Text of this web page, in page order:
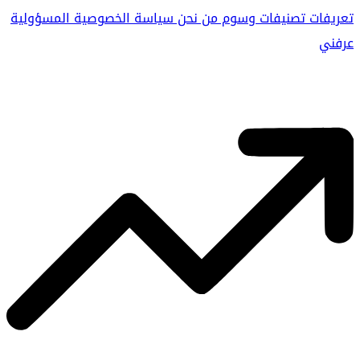
تعريفاتتصنيفاتوسوممن نحنسياسة الخصوصيةالمسؤولية
عرفني